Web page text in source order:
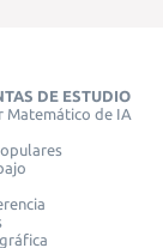
DE ESTUDIO
Matemático de IA